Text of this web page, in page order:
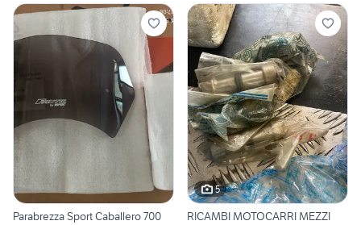
Parabrezza Sport Caballero 700
5
RICAMBI MOTOCARRI MEZZI